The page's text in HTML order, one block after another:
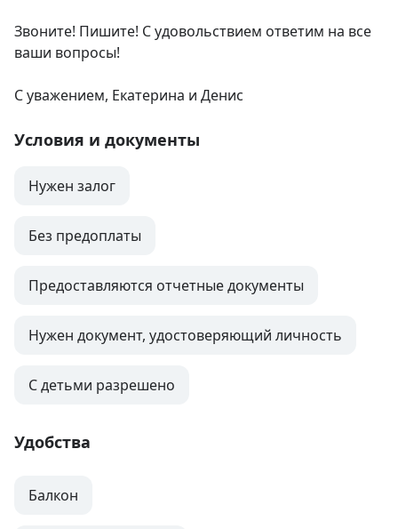
Звоните! Пишите! С удовольствием ответим на все
ваши вопросы!
С уважением, Екатерина и Денис
Условия и документы
Нужен залог
Без предоплаты
Предоставляются отчетные документы
Нужен документ, удостоверяющий личность
С детьми разрешено
Удобства
Балкон